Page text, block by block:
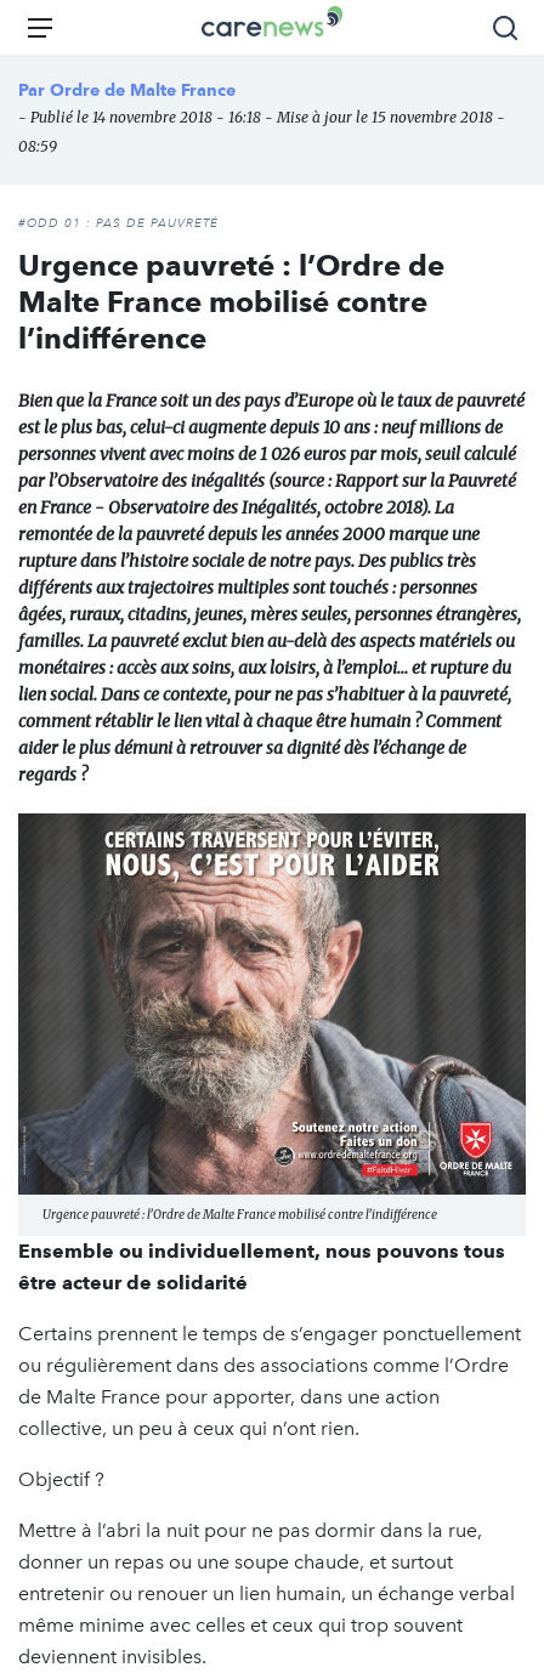
Aller
principal
Carenews,
des
Menu
Par Ordre de Malte France
- Publié le 14 novembre 2018 - 16:18 - Mise à jour le 15 novembre 2018 -
08:59
#ODD 01 : PAS DE PAUVRETÉ
Urgence pauvreté : l’Ordre de
Malte France mobilisé contre
l’indifférence
Bien que la France soit un des pays d’Europe où le taux de pauvreté
est le plus bas, celui-ci augmente depuis 10 ans : neuf millions de
personnes vivent avec moins de 1 026 euros par mois, seuil calculé
par l’Observatoire des inégalités (source : Rapport sur la Pauvreté
en France - Observatoire des Inégalités, octobre 2018). La
remontée de la pauvreté depuis les années 2000 marque une
rupture dans l’histoire sociale de notre pays. Des publics très
différents aux trajectoires multiples sont touchés : personnes
âgées, ruraux, citadins, jeunes, mères seules, personnes étrangères,
familles. La pauvreté exclut bien au-delà des aspects matériels ou
monétaires : accès aux soins, aux loisirs, à l’emploi… et rupture du
lien social. Dans ce contexte, pour ne pas s’habituer à la pauvreté,
comment rétablir le lien vital à chaque être humain ? Comment
aider le plus démuni à retrouver sa dignité dès l’échange de
regards ?
Urgence pauvreté : l’Ordre de Malte France mobilisé contre l’indifférence
Ensemble ou individuellement, nous pouvons tous
être acteur de solidarité
Certains prennent le temps de s’engager ponctuellement
ou régulièrement dans des associations comme l’Ordre
de Malte France pour apporter, dans une action
collective, un peu à ceux qui n’ont rien.
Objectif ?
Mettre à l’abri la nuit pour ne pas dormir dans la rue,
donner un repas ou une soupe chaude, et surtout
entretenir ou renouer un lien humain, un échange verbal
même minime avec celles et ceux qui trop souvent
deviennent invisibles.